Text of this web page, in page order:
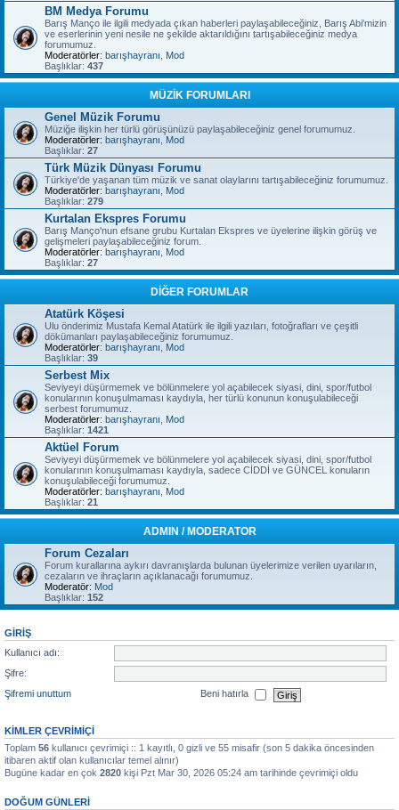
BM Medya Forumu
Barış Manço ile ilgili medyada çıkan haberleri paylaşabileceğiniz, Barış Abi'mizin
ve eserlerinin yeni nesile ne şekilde aktarıldığını tartışabileceğiniz medya
forumumuz.
Moderatörler: barışhayranı
Mod
Başlıklar: 437
MÜZİK FORUMLARI
Genel Müzik Forumu
Müziğe ilişkin her türlü görüşünüzü paylaşabileceğiniz genel forumumuz.
Moderatörler: barışhayranı
Mod
Başlıklar: 27
Türk Müzik Dünyası Forumu
Türkiye'de yaşanan tüm müzik ve sanat olaylarını tartışabileceğiniz forumumuz.
Moderatörler: barışhayranı
Mod
Başlıklar: 279
Kurtalan Ekspres Forumu
Barış Manço'nun efsane grubu Kurtalan Ekspres ve üyelerine ilişkin görüş ve
gelişmeleri paylaşabileceğiniz forum.
Moderatörler: barışhayranı
Mod
Başlıklar: 27
DİĞER FORUMLAR
Atatürk Köşesi
Ulu önderimiz Mustafa Kemal Atatürk ile ilgili yazıları, fotoğrafları ve çeşitli
dökümanları paylaşabileceğiniz forumumuz.
Moderatörler: barışhayranı
Mod
Başlıklar: 39
Serbest Mix
Seviyeyi düşürmemek ve bölünmelere yol açabilecek siyasi, dini, spor/futbol
konularının konuşulmaması kaydıyla, her türlü konunun konuşulabileceği
serbest forumumuz.
Moderatörler: barışhayranı
Mod
Başlıklar: 1421
Aktüel Forum
Seviyeyi düşürmemek ve bölünmelere yol açabilecek siyasi, dini, spor/futbol
konularının konuşulmaması kaydıyla, sadece CİDDİ ve GÜNCEL konuların
konuşulabileceği forumumuz.
Moderatörler: barışhayranı
Mod
Başlıklar: 21
ADMIN / MODERATOR
Forum Cezaları
Forum kurallarına aykırı davranışlarda bulunan üyelerimize verilen uyarıların,
cezaların ve ihraçların açıklanacağı forumumuz.
Moderatör: Mod
Başlıklar: 152
GIRIŞ
Kullanıcı adı:
Şifre:
Şifremi unuttum
Beni hatırla
KIMLER ÇEVRIMIÇI
Toplam 56 kullanıcı çevrimiçi :: 1 kayıtlı, 0 gizli ve 55 misafir (son 5 dakika öncesinden
itibaren aktif olan kullanıcılar temel alınır)
Bugüne kadar en çok 2820 kişi Pzt Mar 30, 2026 05:24 am tarihinde çevrimiçi oldu
DOĞUM GÜNLERI